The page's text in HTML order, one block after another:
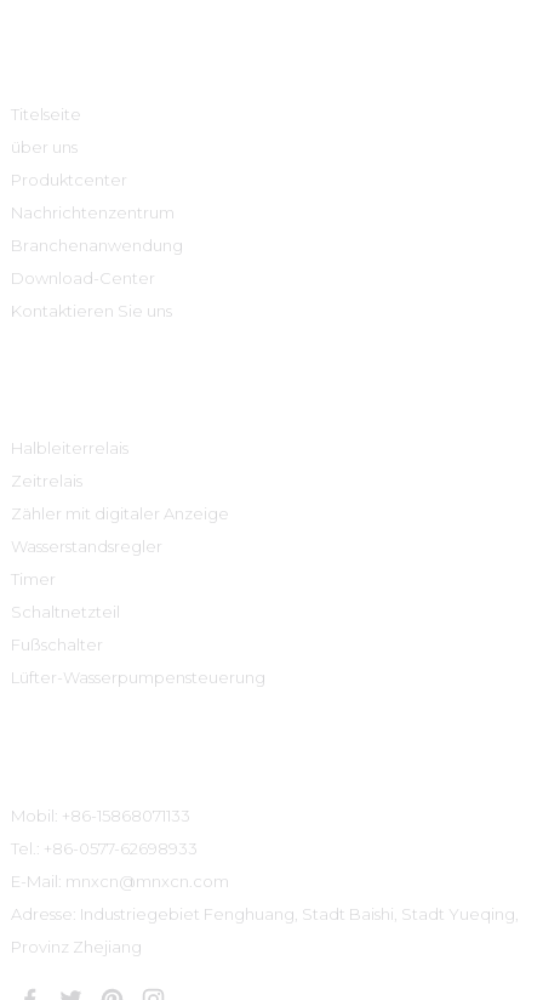
Titelseite
über uns
Produktcenter
Nachrichtenzentrum
Branchenanwendung
Download-Center
Kontaktieren Sie uns
Halbleiterrelais
Zeitrelais
Zähler mit digitaler Anzeige
Wasserstandsregler
Timer
Schaltnetzteil
Fußschalter
Lüfter-Wasserpumpensteuerung
Mobil: +86-15868071133
Tel.: +86-0577-62698933
E-Mail: mnxcn@mnxcn.com
Adresse: Industriegebiet Fenghuang, Stadt Baishi, Stadt Yueqing,
Provinz Zhejiang